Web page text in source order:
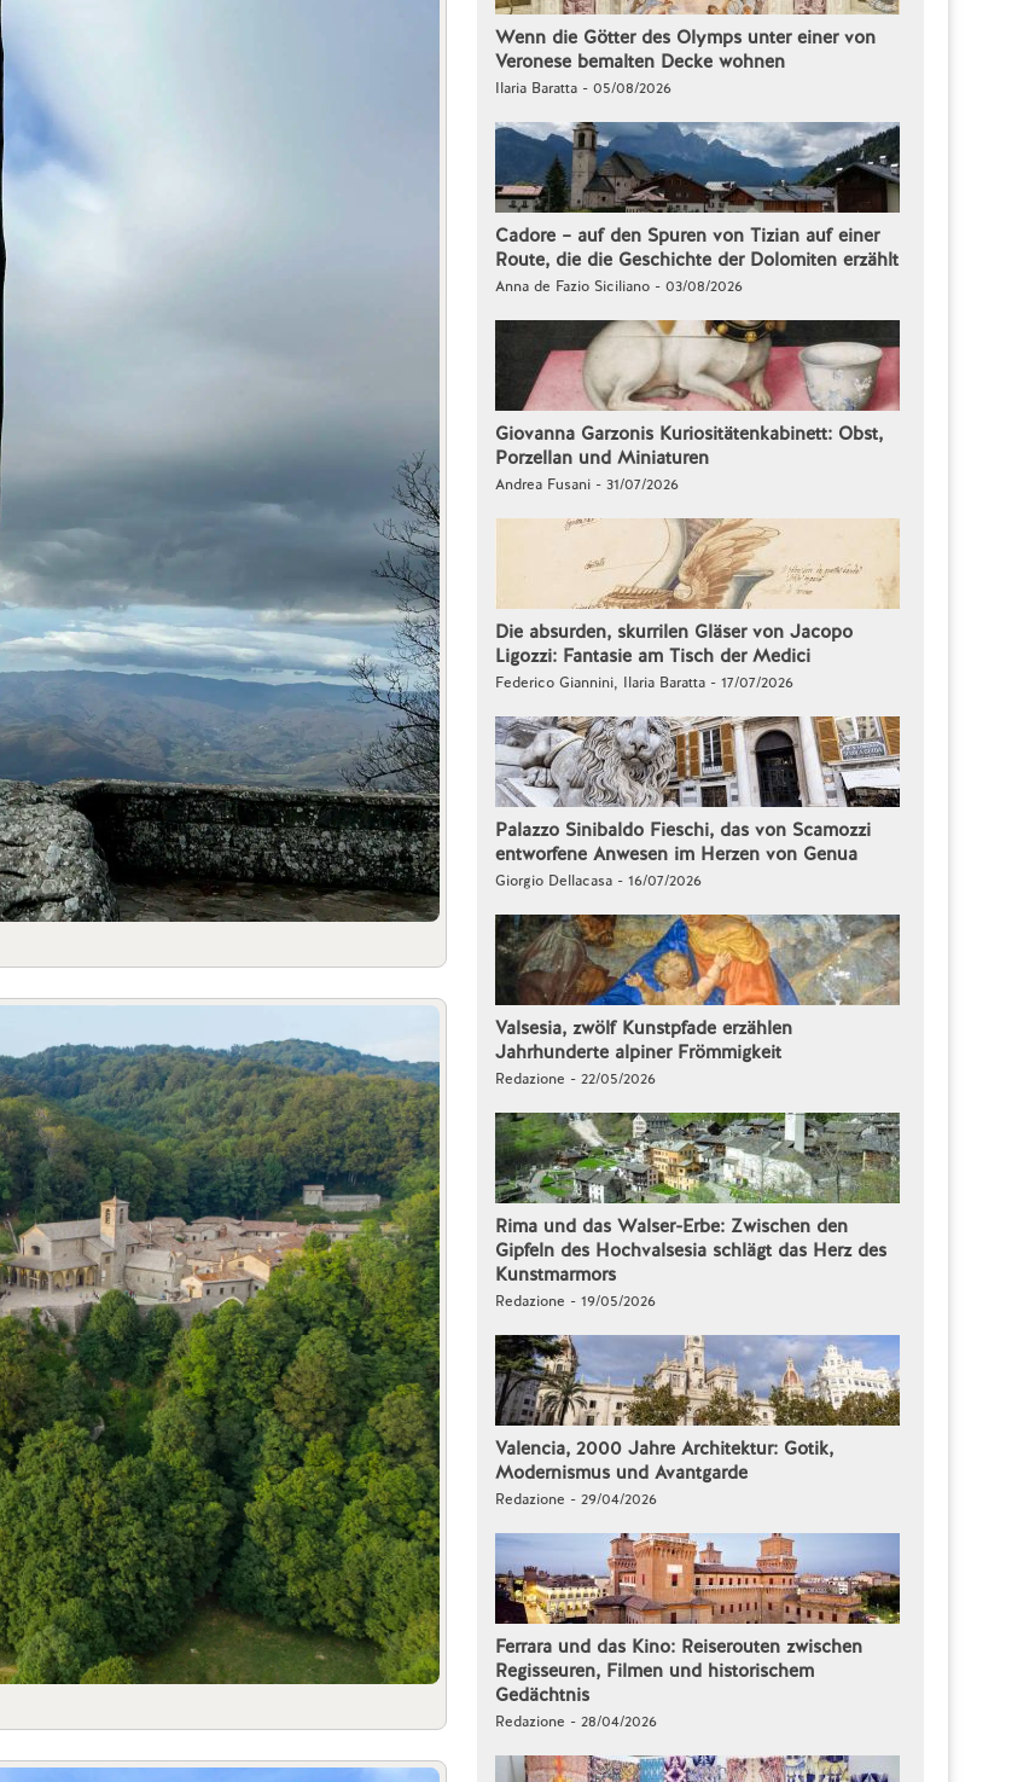
Wenn die Götter des Olymps unter einer von
Veronese bemalten Decke wohnen
Ilaria Baratta - 05/08/2026
Cadore – auf den Spuren von Tizian auf einer
Route, die die Geschichte der Dolomiten erzählt
Anna de Fazio Siciliano - 03/08/2026
Giovanna Garzonis Kuriositätenkabinett: Obst,
Porzellan und Miniaturen
Andrea Fusani - 31/07/2026
Die absurden, skurrilen Gläser von Jacopo
Ligozzi: Fantasie am Tisch der Medici
Federico Giannini, Ilaria Baratta - 17/07/2026
Palazzo Sinibaldo Fieschi, das von Scamozzi
entworfene Anwesen im Herzen von Genua
Giorgio Dellacasa - 16/07/2026
Valsesia, zwölf Kunstpfade erzählen
Jahrhunderte alpiner Frömmigkeit
Redazione - 22/05/2026
Rima und das Walser-Erbe: Zwischen den
Gipfeln des Hochvalsesia schlägt das Herz des
Kunstmarmors
Redazione - 19/05/2026
Valencia, 2000 Jahre Architektur: Gotik,
Modernismus und Avantgarde
Redazione - 29/04/2026
Ferrara und das Kino: Reiserouten zwischen
Regisseuren, Filmen und historischem
Gedächtnis
Redazione - 28/04/2026